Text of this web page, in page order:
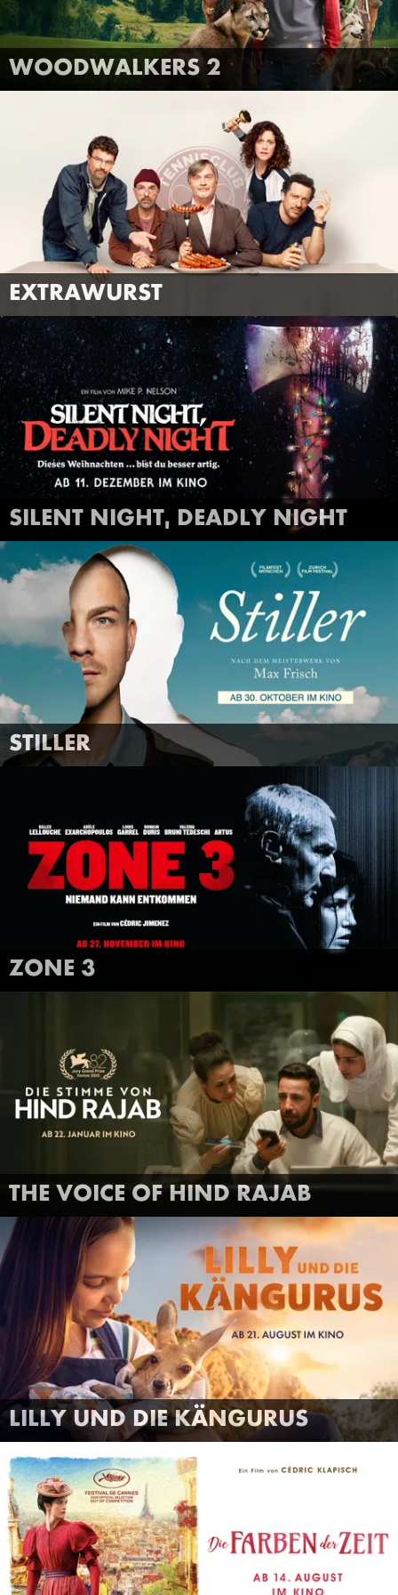
WOODWALKERS 2
FILMTRAILER
ANSEHEN
MEHR INFOS
EXTRAWURST
EXTRAWURST
FILMTRAILER
MEHR INFOS
SILENT NIGHT, DEADLY NIGHT
SILENT NIGHT, DEADLY NIGHT
FILMTRAILER
ANSEHEN
MEHR INFOS
STILLER
STILLER
FILMTRAILER
MEHR INFOS
ZONE 3
ZONE 3
FILMTRAILER
MEHR INFOS
THE VOICE OF HIND RAJAB
THE VOICE OF HIND RAJAB
FILMTRAILER
ANSEHEN
MEHR INFOS
LILLY UND DIE KÄNGURUS
LILLY UND DIE KÄNGURUS
FILMTRAILER
ANSEHEN
MEHR INFOS
DIE FARBEN DER ZEIT